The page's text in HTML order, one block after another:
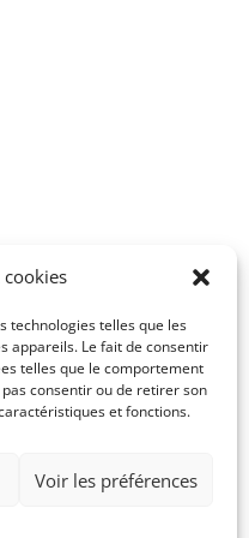
technologies telles que les
appareils. Le fait de consentir
telles que le comportement
consentir ou de retirer son
et fonctions.
Voir les préférences